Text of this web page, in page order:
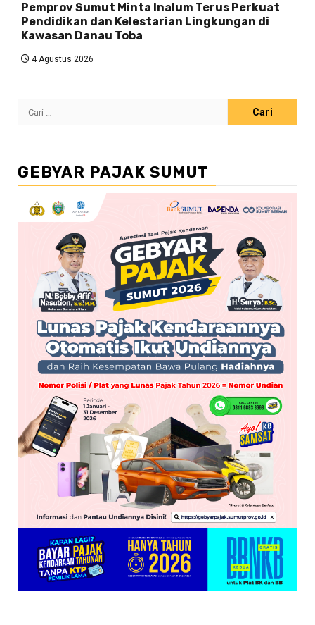
Pemprov Sumut Minta Inalum Terus Perkuat
Pendidikan dan Kelestarian Lingkungan di
Kawasan Danau Toba
4 Agustus 2026
Cari
GEBYAR PAJAK SUMUT